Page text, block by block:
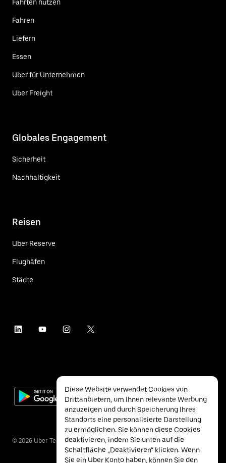
Fahrten nutzen
Fahren
Liefern
Essen
Uber für Unternehmen
Uber Freight
Globales Engagement
Sicherheit
Nachhaltigkeit
Reisen
Uber Reserve
Flughäfen
Städte
© 2026 Uber Technologies Inc.
Diese Website verwendet Cookies von
Drittanbietern, um Ihnen relevante Werbung
anzuzeigen und durch Speicherung Ihres
Standorts eine personalisierte Darstellung
zu ermöglichen. Sie können diese Cookies
deaktivieren, indem Sie unten auf die
Schaltfläche „Deaktivieren“ klicken. Wenn
Sie ein Uber Konto haben, können Sie den